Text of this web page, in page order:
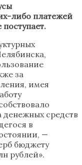
либо платежей
за
имея
средств
в
—
бюджету
рублей».